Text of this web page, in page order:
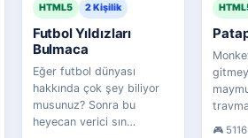
HTML5 2 Kişilik
Futbol Yıldızları
Bulmaca
Eğer futbol dünyası
hakkında çok şey biliyor
musunuz? Sonra bu
heyecan verici sın…